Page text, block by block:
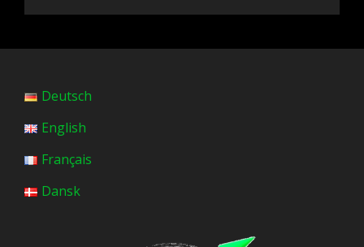
Deutsch
English
Français
Dansk